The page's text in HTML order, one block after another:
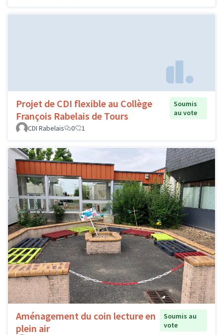
Projet de CDI flexible au Collège
François Rabelais de Tours
Soumis
au vote
CDI Rabelais
0 1
Aménagement du coin lecture en
plein air
Soumis au
vote